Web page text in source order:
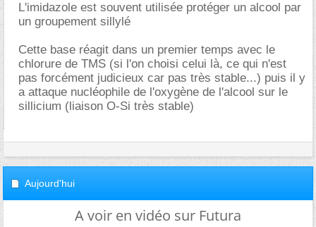
L'imidazole est souvent utilisée protéger un alcool par
un groupement sillylé
Cette base réagit dans un premier temps avec le
chlorure de TMS (si l'on choisi celui là, ce qui n'est
pas forcément judicieux car pas très stable...) puis il y
a attaque nucléophile de l'oxygène de l'alcool sur le
sillicium (liaison O-Si très stable)
Aujourd'hui
A voir en vidéo sur Futura